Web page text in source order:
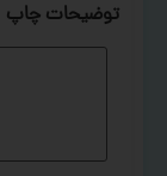
توضیحات چاپ